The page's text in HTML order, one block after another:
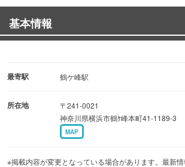
基本情報
最寄駅 鶴ケ峰駅
所在地
〒241-0021
神奈川県横浜市鶴ｹ峰本町41-1189-3
MAP
※掲載内容が変更となっている場合があります。最新情